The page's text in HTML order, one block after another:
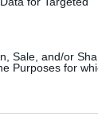
Sale, and/or
Purposes for